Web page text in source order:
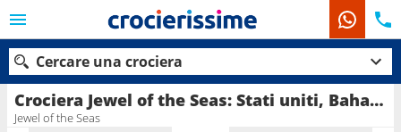
Crociera Jewel of the Seas: Stati uniti, Bahamas in partenza da Fort Lauderdale
Jewel of the Seas
Cercare una crociera